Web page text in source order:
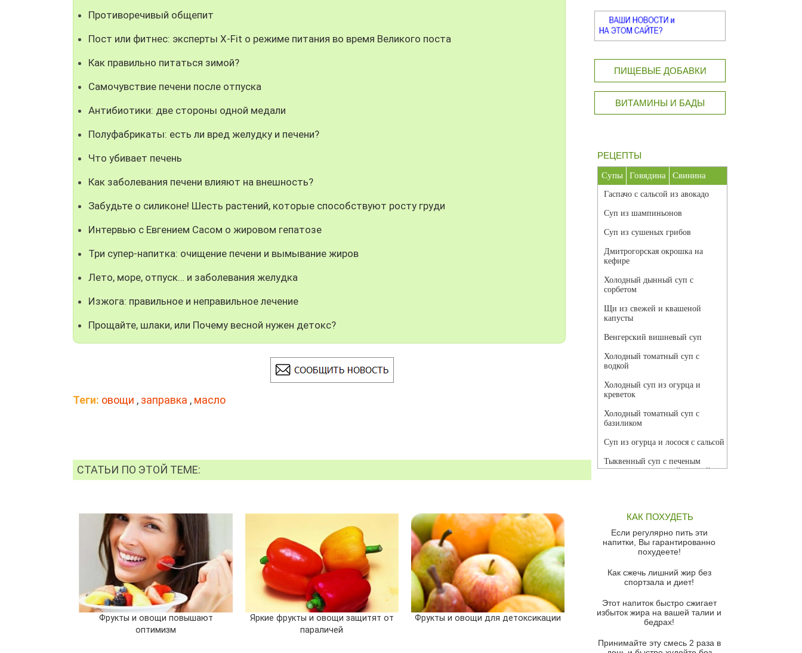
Противоречивый общепит
Пост или фитнес: эксперты X-Fit о режиме питания во время Великого поста
Как правильно питаться зимой?
Самочувствие печени после отпуска
Антибиотики: две стороны одной медали
Полуфабрикаты: есть ли вред желудку и печени?
Что убивает печень
Как заболевания печени влияют на внешность?
Забудьте о силиконе! Шесть растений, которые способствуют росту груди
Интервью с Евгением Сасом о жировом гепатозе
Три супер-напитка: очищение печени и вымывание жиров
Лето, море, отпуск… и заболевания желудка
Изжога: правильное и неправильное лечение
Прощайте, шлаки, или Почему весной нужен детокс?
Теги: овощи , заправка , масло
СТАТЬИ ПО ЭТОЙ ТЕМЕ:
Фрукты и овощи повышают
оптимизм
Яркие фрукты и овощи защитят от
параличей
Фрукты и овощи для детоксикации
ПИЩЕВЫЕ ДОБАВКИ
ВИТАМИНЫ И БАДЫ
РЕЦЕПТЫ
Супы Говядина Свинина
Гаспачо с сальсой из авокадо
Суп из шампиньонов
Суп из сушеных грибов
Дмитрогорская окрошка на
кефире
Холодный дынный суп с
сорбетом
Щи из свежей и квашеной
капусты
Венгерский вишневый суп
Холодный томатный суп с
водкой
Холодный суп из огурца и
креветок
Холодный томатный суп с
базиликом
Суп из огурца и лосося с сальсой
Тыквенный суп с печеным
чесноком и томатной сальсой
красного перца
Парижский луковый суп
Суп из спаржи и горошка с
Суп-крем из цветной капусты
Французский луковый суп
Суп из баклажанов с моцареллой
КАК ПОХУДЕТЬ
Если регулярно пить эти
напитки, Вы гарантированно
похудеете!
Как сжечь лишний жир без
спортзала и диет!
Этот напиток быстро сжигает
избыток жира на вашей талии и
бедрах!
Принимайте эту смесь 2 раза в